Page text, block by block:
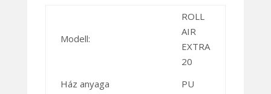
Modell:
ROLL
AIR
EXTRA
20
Ház anyaga
PU